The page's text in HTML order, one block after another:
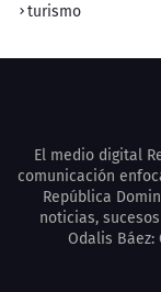
turismo
El medio digital
comunicación
República
noticias,
Odalis Báez: